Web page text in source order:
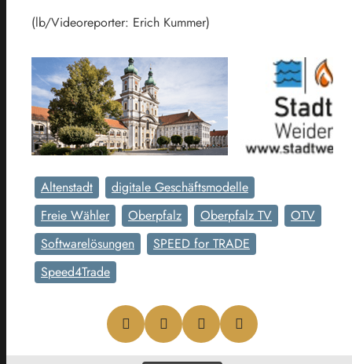
(lb/Videoreporter: Erich Kummer)
Altenstadt
digitale Geschäftsmodelle
Freie Wähler
Oberpfalz Oberpfalz TV
OTV
Softwarelösungen
SPEED for TRADE
Speed4Trade